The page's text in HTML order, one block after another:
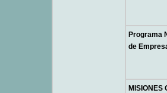
Programa
de
MISIONES